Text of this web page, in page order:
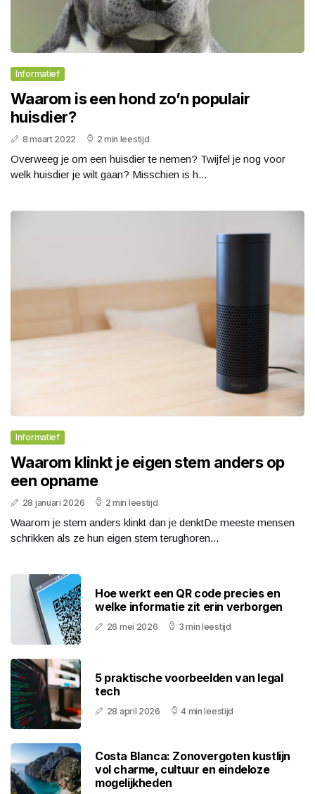
Informatief
Waarom is een hond zo’n populair
huisdier?
8 maart 2022 2 min leestijd
Overweeg je om een huisdier te nemen? Twijfel je nog voor
welk huisdier je wilt gaan? Misschien is h...
Informatief
Waarom klinkt je eigen stem anders op
een opname
28 januari 2026 2 min leestijd
Waarom je stem anders klinkt dan je denktDe meeste mensen
schrikken als ze hun eigen stem terughoren...
Hoe werkt een QR code precies en
welke informatie zit erin verborgen
26 mei 2026 3 min leestijd
5 praktische voorbeelden van legal
tech
28 april 2026 4 min leestijd
Costa Blanca: Zonovergoten kustlijn
vol charme, cultuur en eindeloze
mogelijkheden